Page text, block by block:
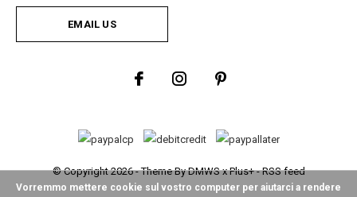
EMAIL US
© Copyright2026- Theme ByDMWSxPlus+-RSS feed
Vorremmo mettere cookie sul vostro computer per aiutarci a rendere